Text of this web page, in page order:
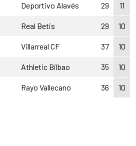
Deportivo Alavés 29 11
Real Betis 29 10
Villarreal CF 37 10
Athletic Bilbao 35 10
Rayo Vallecano 36 10